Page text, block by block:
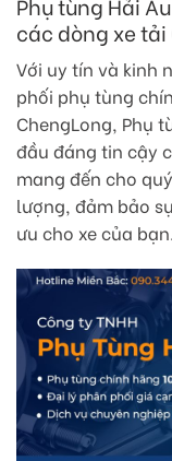
các dòng xe
Với uy tín và kinh
phối phụ tùng
ChengLong, Phụ
đầu đáng tin cậy
mang đến cho
lượng, đảm bảo
ưu cho xe của bạn.